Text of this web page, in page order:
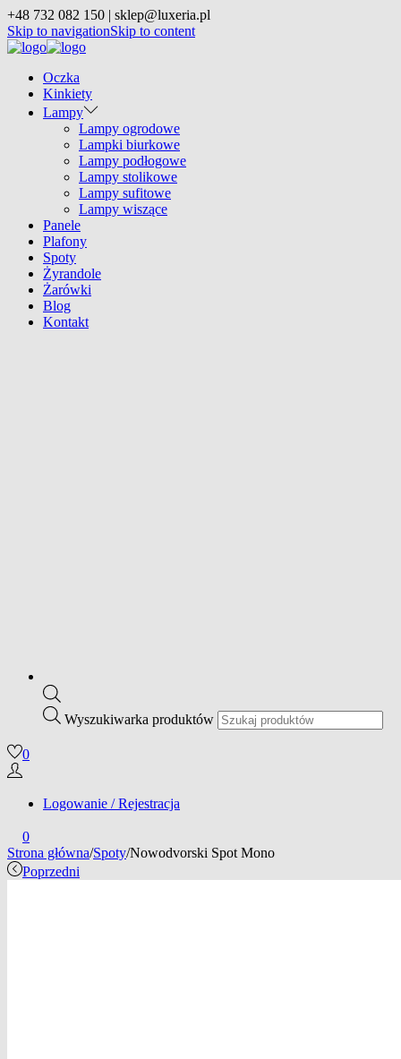
+48 732 082 150 | sklep@luxeria.pl
Skip to navigationSkip to content
Oczka
Kinkiety
Lampy
Lampy ogrodowe
Lampki biurkowe
Lampy podłogowe
Lampy stolikowe
Lampy sufitowe
Lampy wiszące
Panele
Plafony
Spoty
Żyrandole
Żarówki
Blog
Kontakt
Wyszukiwarka produktów
0
Logowanie / Rejestracja
0
Strona główna/Spoty/Nowodvorski Spot Mono
Poprzedni